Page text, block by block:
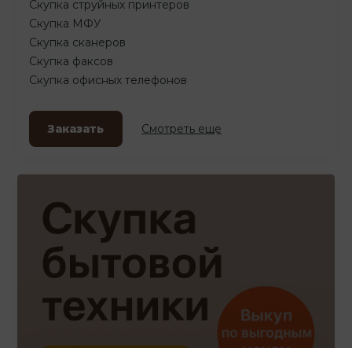
Скупка струйных принтеров
Скупка МФУ
Скупка сканеров
Скупка факсов
Скупка офисных телефонов
Заказать Смотреть еще